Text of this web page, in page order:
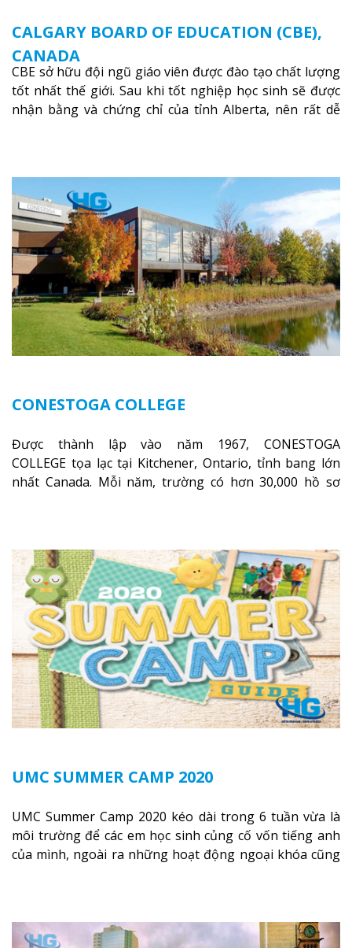
CALGARY BOARD OF EDUCATION (CBE),
CANADA
CBE sở hữu đội ngũ giáo viên được đào tạo chất lượng
tốt nhất thế giới. Sau khi tốt nghiệp học sinh sẽ được
nhận bằng và chứng chỉ của tỉnh Alberta, nên rất dễ
CONESTOGA COLLEGE
Được thành lập vào năm 1967, CONESTOGA
COLLEGE tọa lạc tại Kitchener, Ontario, tỉnh bang lớn
nhất Canada. Mỗi năm, trường có hơn 30,000 hồ sơ
UMC SUMMER CAMP 2020
UMC Summer Camp 2020 kéo dài trong 6 tuần vừa là
môi trường để các em học sinh củng cố vốn tiếng anh
của mình, ngoài ra những hoạt động ngoại khóa cũng